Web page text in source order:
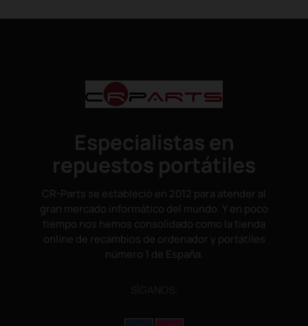
Especialistas en
repuestos portátiles
CR-Parts se estableció en 2012 para atender al
gran mercado informático del mundo. Y en poco
tiempo nos hemos consolidado como la tienda
online de recambios de ordenador y portátiles
número 1 de España.